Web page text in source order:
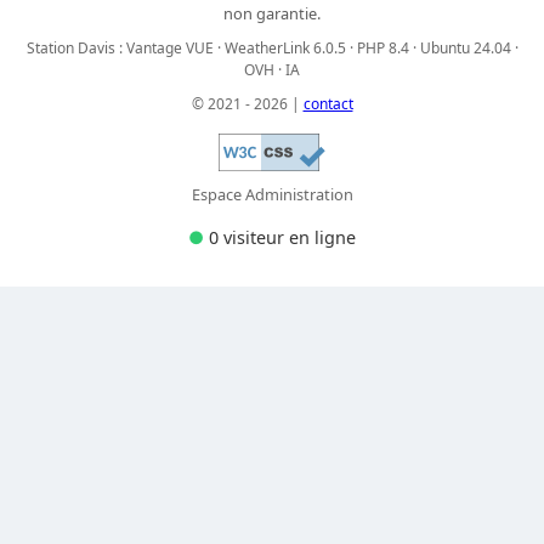
non garantie.
Station Davis : Vantage VUE · WeatherLink 6.0.5 · PHP 8.4 · Ubuntu 24.04 ·
OVH · IA
© 2021 - 2026 | contact
Espace Administration
● 0 visiteur en ligne